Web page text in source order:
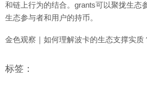
和链上行为的结合。grants可以聚拢生态
生态参与者和用户的持币。
金色观察｜如何理解波卡的生态支撑实质
标签：